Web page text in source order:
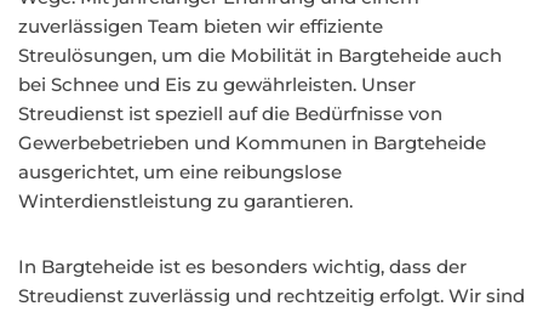
zuverlässigen Team bieten wir effiziente
Streulösungen, um die Mobilität in Bargteheide auch
bei Schnee und Eis zu gewährleisten. Unser
Streudienst ist speziell auf die Bedürfnisse von
Gewerbebetrieben und Kommunen in Bargteheide
ausgerichtet, um eine reibungslose
Winterdienstleistung zu garantieren.
In Bargteheide ist es besonders wichtig, dass der
Streudienst zuverlässig und rechtzeitig erfolgt. Wir sind